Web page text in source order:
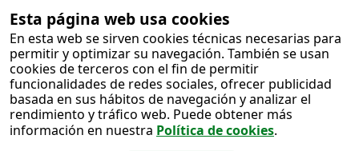
Esta página web usa cookies
En esta web se sirven cookies técnicas necesarias para
permitir y optimizar su navegación. También se usan
cookies de terceros con el fin de permitir
funcionalidades de redes sociales, ofrecer publicidad
basada en sus hábitos de navegación y analizar el
rendimiento y tráfico web. Puede obtener más
información en nuestra Política de cookies.